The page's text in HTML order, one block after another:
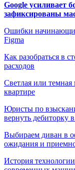
Google усиливает
зафиксированы
Ошибки
Figma
Как разобраться в
расходов
Светлая или
квартире
Юристы по
вернуть дебиторку
Выбираем диван в
ожидания и
История